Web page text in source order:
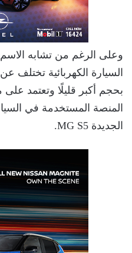
وعلى الرغم من تشابه
السيارة الكهربائية تختلف
بحجم أكبر قليلًا وتعتمد
المنصة المستخدمة في
الجديدة MG S5.